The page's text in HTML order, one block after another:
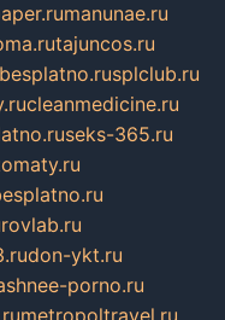
manunae.ru
tajuncos.ru
splclub.ru
cleanmedicine.ru
seks-365.ru
don-ykt.ru
porno.ru
metropoltravel.ru